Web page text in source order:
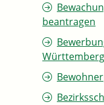
beantragen